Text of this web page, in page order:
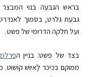
בראש הגבעה בנוי
גבעת גלרט, בסמוך
ועל חלקה הדרומי של פּשט.
בצד של פּשט: בניין ה
ממוקם בכיכר לָאיוּשׁ קוֹשוּט.